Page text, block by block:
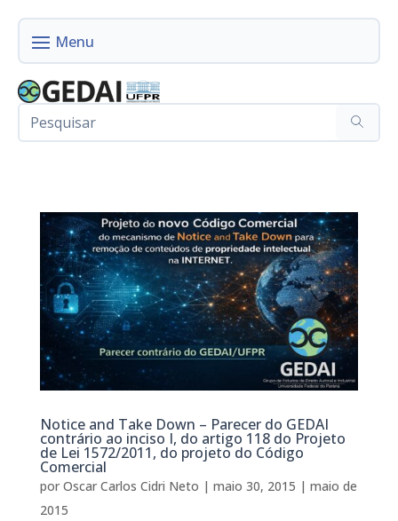
Notice and Take Down – Parecer do GEDAI
contrário ao inciso I, do artigo 118 do Projeto
de Lei 1572/2011, do projeto do Código
Comercial
por Oscar Carlos Cidri Neto | maio 30, 2015 | maio de
2015